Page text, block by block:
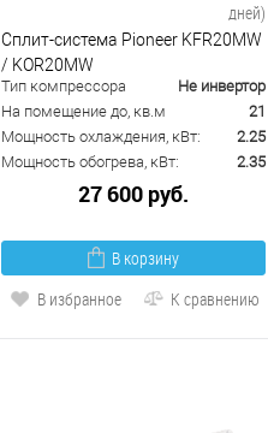
дней)
Сплит-система Pioneer KFR20MW
/ KOR20MW
Тип компрессора
Не инвертор
На помещение до, кв.м
21
Мощность охлаждения, кВт:
2.25
Мощность обогрева, кВт:
2.35
27 600 руб.
В корзину
В избранное
К сравнению